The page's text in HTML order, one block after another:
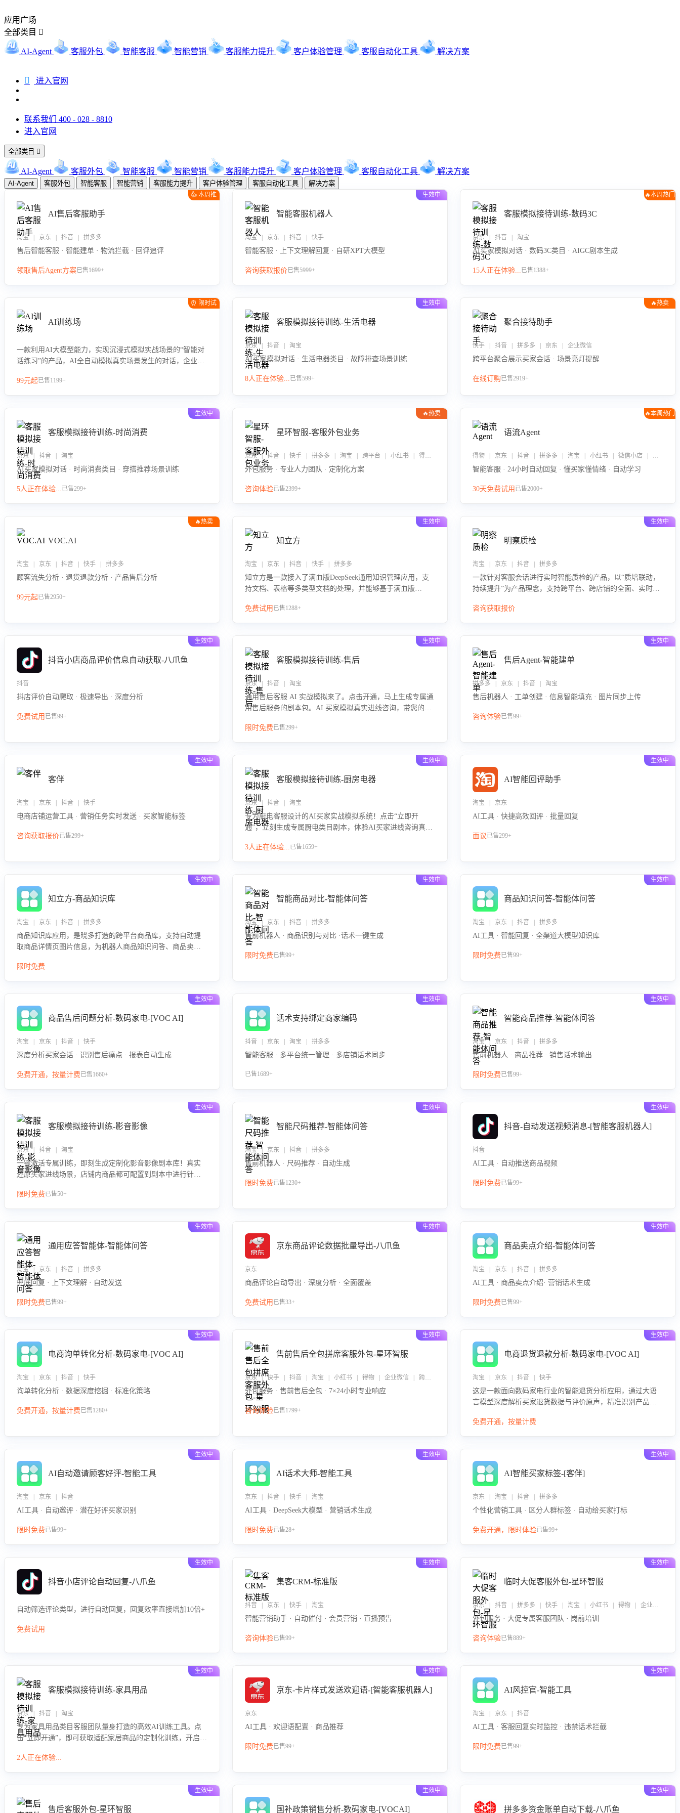
应用广场
全部类目 
AI-Agent 客服外包 智能客服 智能营销 客服能力提升 客户体验管理 客服自动化工具 解决方案
 进入官网
联系我们 400 - 028 - 8810
进入官网
全部类目 
AI-Agent 客服外包 智能客服 智能营销 客服能力提升 客户体验管理 客服自动化工具 解决方案
AI-Agent 客服外包 智能客服 智能营销 客服能力提升 客户体验管理 客服自动化工具 解决方案
👍 本周推
AI售后客服助手
淘宝 | 京东 | 抖音 | 拼多多
售后智能客服 · 智能建单 · 物流拦截 · 回评追评
领取售后Agent方案已售1699+
生效中
智能客服机器人
淘宝 | 京东 | 抖音 | 快手
智能客服 · 上下文理解回复 · 自研XPT大模型
咨询获取报价已售5999+
🔥本周热门
客服模拟接待训练-数码3C
京东 | 抖音 | 淘宝
AI买家模拟对话 · 数码3C类目 · AIGC剧本生成
15人正在体验...已售1388+
⏰ 限时试
AI训练场
一款利用AI大模型能力，实现沉浸式模拟实战场景的“智能对
话练习”的产品，AI全自动模拟真实场景发生的对话，企业可
力。
99元起已售1199+
生效中
客服模拟接待训练-生活电器
京东 | 抖音 | 淘宝
AI买家模拟对话 · 生活电器类目 · 故障排查场景训练
8人正在体验...已售599+
🔥热卖
聚合接待助手
快手 | 抖音 | 拼多多 | 京东 | 企业微信
跨平台聚合展示买家会话 · 场景亮灯提醒
在线订购已售2919+
生效中
客服模拟接待训练-时尚消费
京东 | 抖音 | 淘宝
AI买家模拟对话 · 时尚消费类目 · 穿搭推荐场景训练
5人正在体验...已售299+
🔥热卖
星环智服-客服外包业务
京东 | 抖音 | 快手 | 拼多多 | 淘宝 | 跨平台 | 小红书 | 得物 | 企业微信
外包服务 · 专业人力团队 · 定制化方案
咨询体验已售2399+
🔥本周热门
语流Agent
得物 | 京东 | 抖音 | 拼多多 | 淘宝 | 小红书 | 微信小店 | 快手 | 唯品会
智能客服 · 24小时自动回复 · 懂买家懂情绪 · 自动学习
30天免费试用 已售2000+
🔥热卖
VOC.AI
淘宝 | 京东 | 抖音 | 快手 | 拼多多
顾客流失分析 · 退货退款分析 · 产品售后分析
99元起已售2950+
生效中
知立方
淘宝 | 京东 | 抖音 | 快手 | 拼多多
知立方是一款接入了满血版DeepSeek通用知识管理应用，支
持文档、表格等多类型文档的处理，并能够基于满血版
识支持，帮助用户高效管理和利用知识资源。通过该产品，
免费试用 已售1288+
生效中
明察质检
淘宝 | 京东 | 抖音 | 拼多多
一款针对客服会话进行实时智能质检的产品，以“质培联动，
持续提升”为产品理念，支持跨平台、跨店铺的全面、实时、
团队的销服能力。
咨询获取报价
生效中
抖音小店商品评价信息自动获取-八爪鱼
抖音
抖店评价自动爬取 · 极速导出 · 深度分析
免费试用 已售99+
生效中
客服模拟接待训练-售后
京东 | 抖音 | 淘宝
通用售后客服 AI 实战模拟来了。点击开通，马上生成专属通
用售后服务的剧本包。AI 买家模拟真实进线咨询，带您的客
对要点，轻松提升服务能力。
限时免费已售299+
生效中
售后Agent-智能建单
拼多多 | 京东 | 抖音 | 淘宝
售后机器人 · 工单创建 · 信息智能填充 · 图片同步上传
咨询体验已售99+
生效中
客伴
淘宝 | 京东 | 抖音 | 快手
电商店铺运营工具 · 营销任务实时发送 · 买家智能标签
咨询获取报价已售299+
生效中
客服模拟接待训练-厨房电器
京东 | 抖音 | 淘宝
专为厨电客服设计的AI买家实战模拟系统！点击“立即开
通”，立刻生成专属厨电类目剧本，体验AI买家进线咨询真实
景应对技巧！
3人正在体验...已售1659+
生效中
AI智能回评助手
淘宝 | 京东
AI工具 · 快捷高效回评 · 批量回复
面议已售299+
生效中
知立方-商品知识库
淘宝 | 京东 | 抖音 | 拼多多
商品知识库应用，是晓多打造的跨平台商品库，支持自动提
取商品详情页图片信息，为机器人商品知识问答、商品卖点
限时免费
生效中
智能商品对比-智能体问答
淘宝 | 京东 | 抖音 | 拼多多
售前机器人 · 商品识别与对比 ·话术一键生成
限时免费已售99+
生效中
商品知识问答-智能体问答
淘宝 | 京东 | 抖音 | 拼多多
AI工具 · 智能回复 · 全渠道大模型知识库
限时免费已售99+
生效中
商品售后问题分析-数码家电-[VOC AI]
淘宝 | 京东 | 抖音 | 快手
深度分析买家会话 · 识别售后痛点 · 报表自动生成
免费开通，按量计费已售1660+
生效中
话术支持绑定商家编码
抖音 | 京东 | 淘宝 | 拼多多
智能客服 · 多平台统一管理 · 多店铺话术同步
已售1689+
生效中
智能商品推荐-智能体问答
淘宝 | 京东 | 抖音 | 拼多多
售前机器人 · 商品推荐 · 销售话术输出
限时免费已售99+
生效中
客服模拟接待训练-影音影像
京东 | 抖音 | 淘宝
一键激活专属训练，即刻生成定制化影音影像剧本库！真实
还原买家进线场景，店铺内商品都可配置到剧本中进行针对
击 “立即开通”，快速获取影音影像类目剧本，一键开启客服
限时免费已售50+
生效中
智能尺码推荐-智能体问答
淘宝 | 京东 | 抖音 | 拼多多
售前机器人 · 尺码推荐 · 自动生成
限时免费已售1230+
生效中
抖音-自动发送视频消息-[智能客服机器人]
抖音
AI工具 · 自动推送商品视频
限时免费已售99+
生效中
通用应答智能体-智能体问答
淘宝 | 京东 | 抖音 | 拼多多
兜底回复 · 上下文理解 · 自动发送
限时免费已售99+
生效中
京东商品评论数据批量导出-八爪鱼
京东
商品评论自动导出 · 深度分析 · 全面覆盖
免费试用 已售33+
生效中
商品卖点介绍-智能体问答
淘宝 | 京东 | 抖音 | 拼多多
AI工具 · 商品卖点介绍· 营销话术生成
限时免费已售99+
生效中
电商询单转化分析-数码家电-[VOC AI]
淘宝 | 京东 | 抖音 | 快手
询单转化分析 · 数据深度挖掘 · 标准化策略
免费开通，按量计费已售1280+
生效中
售前售后全包拼席客服外包-星环智服
京东 | 快手 | 抖音 | 淘宝 | 小红书 | 得物 | 企业微信 | 跨平台
外包服务 · 售前售后全包 · 7×24小时专业响应
咨询体验已售1799+
生效中
电商退货退款分析-数码家电-[VOC AI]
淘宝 | 京东 | 抖音 | 快手
这是一款面向数码家电行业的智能退货分析应用，通过大语
言模型深度解析买家退货数据与评价原声，精准识别产品质
改进建议，通过挖掘用户痛点驱动产品迭代，从根本上降低
免费开通，按量计费
生效中
AI自动邀请顾客好评-智能工具
淘宝 | 京东 | 抖音
AI工具 · 自动邀评 · 潜在好评买家识别
限时免费已售99+
生效中
AI话术大师-智能工具
京东 | 抖音 | 快手 | 淘宝
AI工具 · DeepSeek大模型 · 营销话术生成
限时免费已售28+
生效中
AI智能买家标签-[客伴]
京东 | 淘宝 | 抖音 | 拼多多
个性化营销工具 · 区分人群标签 · 自动给买家打标
免费开通，限时体验已售99+
生效中
抖音小店评论自动回复-八爪鱼
自动筛选评论类型，进行自动回复，回复效率直接增加10倍+
免费试用
生效中
集客CRM-标准版
抖音 | 京东 | 快手 | 淘宝
智能营销助手 · 自动催付 · 会员营销 · 直播预告
咨询体验已售99+
生效中
临时大促客服外包-星环智服
京东 | 抖音 | 拼多多 | 快手 | 淘宝 | 小红书 | 得物 | 企业微信
外包服务 · 大促专属客服团队 · 岗前培训
咨询体验已售889+
生效中
客服模拟接待训练-家具用品
京东 | 抖音 | 淘宝
专为家具用品类目客服团队量身打造的高效AI训练工具。点
击“立即开通”，即可获取适配家居商品的定制化训练，开启模
尺寸参数咨询等高频场景下的专业应对能力。
2人正在体验...
生效中
京东-卡片样式发送欢迎语-[智能客服机器人]
京东
AI工具 · 欢迎语配置 · 商品推荐
限时免费已售99+
生效中
AI风控官-智能工具
淘宝 | 京东 | 抖音
AI工具 · 客服回复实时监控 · 违禁话术拦截
限时免费已售99+
生效中
售后客服外包-星环智服
生效中
国补政策销售分析-数码家电-[VOCAI]
生效中
拼多多资金账单自动下载-八爪鱼